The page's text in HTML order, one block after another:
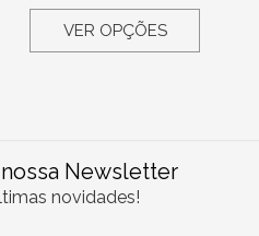
VER OPÇÕES
Newsletter
novidades!